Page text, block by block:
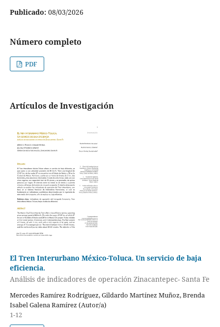
Publicado: 08/03/2026
Número completo
PDF
Artículos de Investigación
El Tren Interurbano México-Toluca. Un servicio de baja
eficiencia.
Análisis de indicadores de operación Zinacantepec- Santa Fe
Mercedes Ramírez Rodríguez, Gildardo Martínez Muñoz, Brenda
Isabel Galena Ramírez (Autor/a)
1-12